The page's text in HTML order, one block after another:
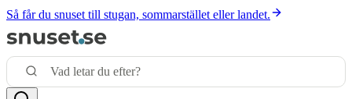
Så får du snuset till stugan, sommarstället eller landet.